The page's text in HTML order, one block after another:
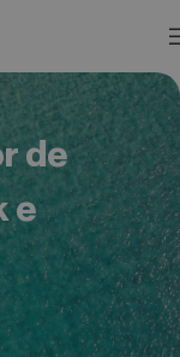
de
e